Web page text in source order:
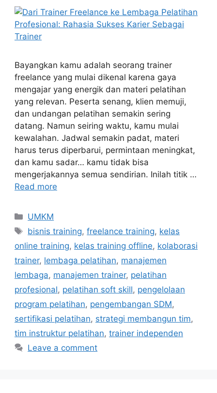
Bayangkan kamu adalah seorang trainer
freelance yang mulai dikenal karena gaya
mengajar yang energik dan materi pelatihan
yang relevan. Peserta senang, klien memuji,
dan undangan pelatihan semakin sering
datang. Namun seiring waktu, kamu mulai
kewalahan. Jadwal semakin padat, materi
harus terus diperbarui, permintaan meningkat,
dan kamu sadar… kamu tidak bisa
mengerjakannya semua sendirian. Inilah titik …
Read more
UMKM
bisnis training,freelance training, kelas
online training, kelas training offline, kolaborasi
trainer, lembaga pelatihan, manajemen
lembaga, manajemen trainer, pelatihan
profesional, pelatihan soft skill, pengelolaan
program pelatihan, pengembangan SDM,
sertifikasi pelatihan, strategi membangun tim,
tim instruktur pelatihan, trainer independen
Leave a comment